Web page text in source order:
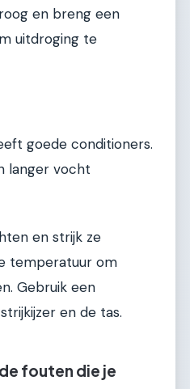
en breng een
uitdroging te
goede conditioners.
langer vocht
en strijk ze
temperatuur om
Gebruik een
en de tas.
fouten die je